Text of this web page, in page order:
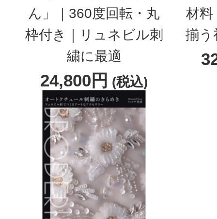
ん」｜360度回転・丸
枠付き｜リュネビル刺
繍に最適
24,800円 (税込)
材料
揃う